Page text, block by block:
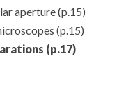
aperture(p.15)
(p.15)
(p.17)